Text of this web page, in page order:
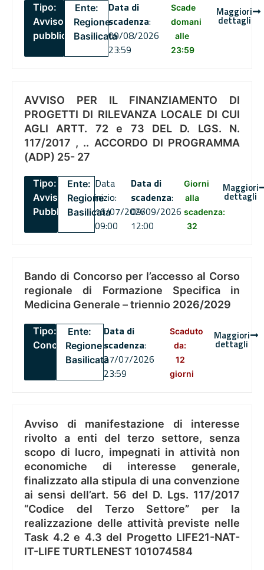
Tipo:
Avviso
pubblico
Ente:
Regione
Basilicata
Data di
scadenza:
09/08/2026
23:59
Scade
domani
alle
23:59
Maggiori
dettagli
AVVISO PER IL FINANZIAMENTO DI
PROGETTI DI RILEVANZA LOCALE DI CUI
AGLI ARTT. 72 e 73 DEL D. LGS. N.
117/2017 , .. ACCORDO DI PROGRAMMA
(ADP) 25- 27
Tipo:
Avviso
Pubblico
Ente:
Regione
Basilicata
Data
inizio:
16/07/2026
09:00
Data di
scadenza:
09/09/2026
12:00
Giorni
alla
scadenza:
32
Maggiori
dettagli
Bando di Concorso per l’accesso al Corso
regionale di Formazione Specifica in
Medicina Generale – triennio 2026/2029
Tipo:
Concorsi
Ente:
Regione
Basilicata
Data di
scadenza:
27/07/2026
23:59
Scaduto
da:
12
giorni
Maggiori
dettagli
Avviso di manifestazione di interesse
rivolto a enti del terzo settore, senza
scopo di lucro, impegnati in attività non
economiche di interesse generale,
finalizzato alla stipula di una convenzione
ai sensi dell’art. 56 del D. Lgs. 117/2017
“Codice del Terzo Settore” per la
realizzazione delle attività previste nelle
Task 4.2 e 4.3 del Progetto LIFE21-NAT-
IT-LIFE TURTLENEST 101074584